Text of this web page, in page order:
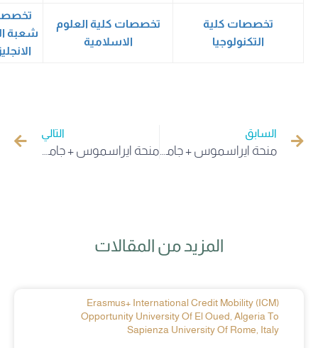
تخصصات كلية
التكنولوجيا
تخصصات كلية العلوم
الاسلامية
تخصصات
شعبة اللغة
الانجليزية
السابق
منحة ايراسموس + جامعة كويمبرا البرتغالية (للاساتذة فقط) منحة ايراسموس + جامعة بوزنان البولندية (للاساتذة فقط)
المزيد من المقالات
Erasmus+ International Credit Mobility (ICM)
Opportunity University Of El Oued, Algeria To
Sapienza University Of Rome, Italy